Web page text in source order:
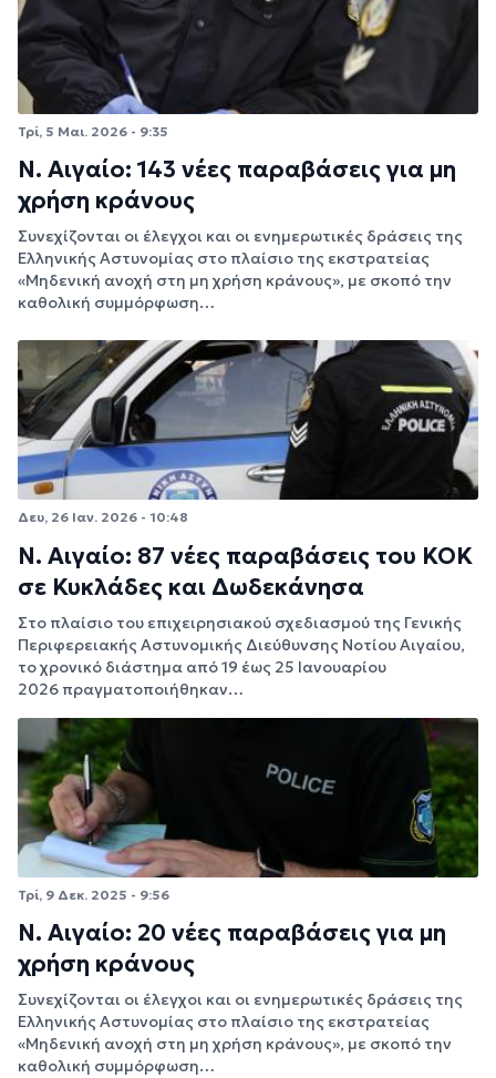
Τρί, 5 Μαι. 2026 - 9:35
Ν. Αιγαίο: 143 νέες παραβάσεις για μη
χρήση κράνους
Συνεχίζονται οι έλεγχοι και οι ενημερωτικές δράσεις της
Ελληνικής Αστυνομίας στο πλαίσιο της εκστρατείας
«Μηδενική ανοχή στη μη χρήση κράνους», με σκοπό την
καθολική συμμόρφωση…
Δευ, 26 Ιαν. 2026 - 10:48
Ν. Αιγαίο: 87 νέες παραβάσεις του ΚΟΚ
σε Κυκλάδες και Δωδεκάνησα
Στο πλαίσιο του επιχειρησιακού σχεδιασμού της Γενικής
Περιφερειακής Αστυνομικής Διεύθυνσης Νοτίου Αιγαίου,
το χρονικό διάστημα από 19 έως 25 Ιανουαρίου
2026 πραγματοποιήθηκαν…
Τρί, 9 Δεκ. 2025 - 9:56
Ν. Αιγαίο: 20 νέες παραβάσεις για μη
χρήση κράνους
Συνεχίζονται οι έλεγχοι και οι ενημερωτικές δράσεις της
Ελληνικής Αστυνομίας στο πλαίσιο της εκστρατείας
«Μηδενική ανοχή στη μη χρήση κράνους», με σκοπό την
καθολική συμμόρφωση…